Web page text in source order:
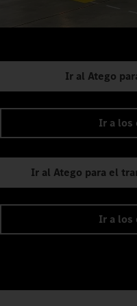
Ir al Atego
Ir a los
Ir al Atego para el
Ir a los